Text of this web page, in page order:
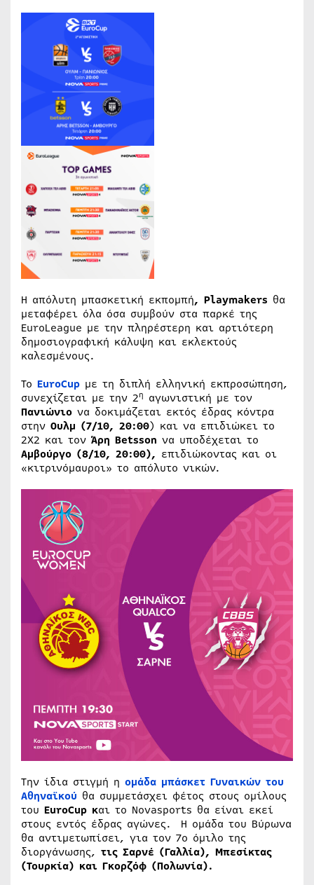
Η απόλυτη μπασκετική εκπομπή, Playmakers θα
μεταφέρει όλα όσα συμβούν στα παρκέ της
EuroLeague με την πληρέστερη και αρτιότερη
δημοσιογραφική κάλυψη και εκλεκτούς
καλεσμένους.
Το EuroCup με τη διπλή ελληνική εκπροσώπηση,
συνεχίζεται με την 2η αγωνιστική με τον
Πανιώνιο να δοκιμάζεται εκτός έδρας κόντρα
στην Ουλμ (7/10, 20:00) και να επιδιώκει το
2Χ2 και τον Άρη Betsson να υποδέχεται το
Αμβούργο (8/10, 20:00), επιδιώκοντας και οι
«κιτρινόμαυροι» το απόλυτο νικών.
Την ίδια στιγμή η ομάδα μπάσκετ Γυναικών του
Αθηναϊκού θα συμμετάσχει φέτος στους ομίλους
του EuroCup και το Novasports θα είναι εκεί
στους εντός έδρας αγώνες. H ομάδα του Βύρωνα
θα αντιμετωπίσει, για τον 7ο όμιλο της
διοργάνωσης, τις Σαρνέ (Γαλλία), Μπεσίκτας
(Τουρκία) και Γκορζόφ (Πολωνία).